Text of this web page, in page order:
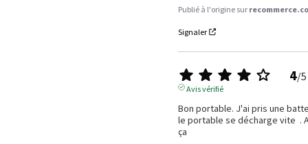
Publié à l'origine sur
Signaler
4/5
Avis vérifié
Bon portable. J'ai pris une
le portable se décharge vite  .
ça